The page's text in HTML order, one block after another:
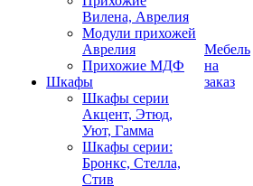
Вилена, Аврелия
Модули прихожей
Аврелия
Прихожие МДФ
Шкафы
Шкафы серии
Акцент, Этюд,
Уют, Гамма
Шкафы серии:
Бронкс, Стелла,
Стив
Мебель
на
заказ